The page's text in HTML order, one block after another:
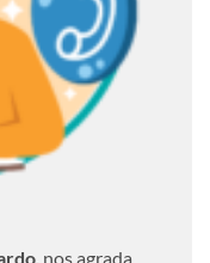
, nos agrada